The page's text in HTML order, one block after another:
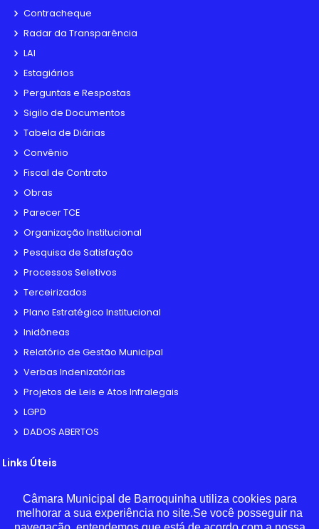
Contracheque
Radar da Transparência
LAI
Estagiários
Perguntas e Respostas
Sigilo de Documentos
Tabela de Diárias
Convênio
Fiscal de Contrato
Obras
Parecer TCE
Organização Institucional
Pesquisa de Satisfação
Processos Seletivos
Terceirizados
Plano Estratégico Institucional
Inidôneas
Relatório de Gestão Municipal
Verbas Indenizatórias
Projetos de Leis e Atos Infralegais
LGPD
DADOS ABERTOS
Links Úteis
Municípios Licitações
TJCE
Câmara Municipal de Barroquinha utiliza cookies para
melhorar a sua experiência no site.Se você posseguir na